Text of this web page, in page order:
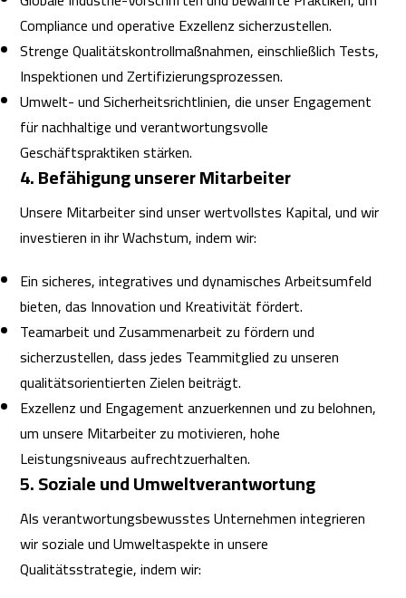
Compliance und operative Exzellenz sicherzustellen.
Strenge Qualitätskontrollmaßnahmen, einschließlich Tests,
Inspektionen und Zertifizierungsprozessen.
Umwelt- und Sicherheitsrichtlinien, die unser Engagement
für nachhaltige und verantwortungsvolle
Geschäftspraktiken stärken.
4. Befähigung unserer Mitarbeiter
Unsere Mitarbeiter sind unser wertvollstes Kapital, und wir
investieren in ihr Wachstum, indem wir:
Ein sicheres, integratives und dynamisches Arbeitsumfeld
bieten, das Innovation und Kreativität fördert.
Teamarbeit und Zusammenarbeit zu fördern und
sicherzustellen, dass jedes Teammitglied zu unseren
qualitätsorientierten Zielen beiträgt.
Exzellenz und Engagement anzuerkennen und zu belohnen,
um unsere Mitarbeiter zu motivieren, hohe
Leistungsniveaus aufrechtzuerhalten.
5. Soziale und Umweltverantwortung
Als verantwortungsbewusstes Unternehmen integrieren
wir soziale und Umweltaspekte in unsere
Qualitätsstrategie, indem wir: